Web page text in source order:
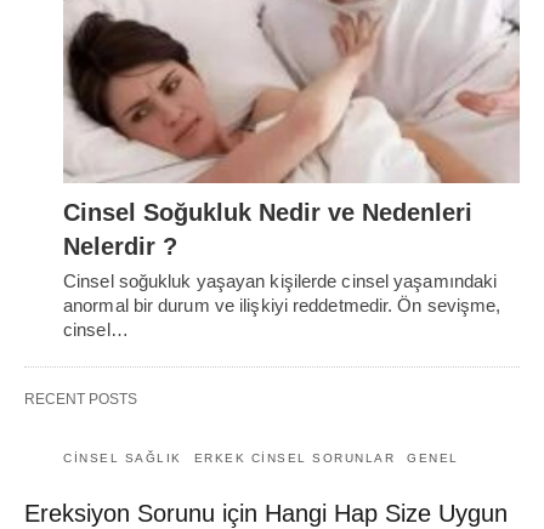
Cinsel Soğukluk Nedir ve Nedenleri
Nelerdir ?
Cinsel soğukluk yaşayan kişilerde cinsel yaşamındaki
anormal bir durum ve ilişkiyi reddetmedir. Ön sevişme,
cinsel…
RECENT POSTS
CINSEL SAĞLIK ERKEK CINSEL SORUNLAR GENEL
Ereksiyon Sorunu için Hangi Hap Size Uygun